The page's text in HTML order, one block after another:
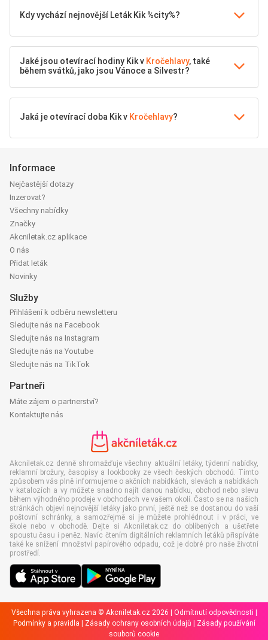
Kdy vychází nejnovější Leták Kik %city%?
Jaké jsou otevírací hodiny Kik v Kročehlavy, také
během svátků, jako jsou Vánoce a Silvestr?
Jaká je otevírací doba Kik v Kročehlavy?
Informace
Nejčastější dotazy
Inzerovat?
Všechny nabídky
Značky
Akcniletak.cz aplikace
O nás
Přidat leták
Novinky
Služby
Přihlášení k odběru newsletteru
Sledujte nás na Facebook
Sledujte nás na Instagram
Sledujte nás na Youtube
Sledujte nás na TikTok
Partneři
Máte zájem o partnerství?
Kontaktujte nás
Akcniletak.cz denně shromažďuje všechny aktuální letáky, týdenní nabídky,
reklamní brožury, časopisy a lookbooky ze všech českých obchodů. Tímto
způsobem vás plně informujeme o akčních nabídkách, slevách a nabídkách
v katalozích a vy můžete snadno najít danou nabídku, obchod nebo slevu
během výhodného prodeje v obchodech ve vašem okolí. Často se na našich
stránkách objeví nejnovější letáky jako první, ještě než se dostanou do vaší
poštovní schránky, a samozřejmě si je můžete prohlédnout i v práci, ve
škole nebo v obchodě. Dejte si Akcniletak.cz do oblíbených a ušetřete
spoustu času i peněz. Navíc čtením digitálních reklamních letáků přispíváte
také ke snížení množství papírového odpadu, což je dobré pro naše životní
prostředí.
Všechna práva vyhrazena © Akcniletak.cz 2026 | Odmítnutí odpovědnosti
Podmínky a pravidla
Zásady ochrany osobních údajů
Zásady používání
souborů cookie